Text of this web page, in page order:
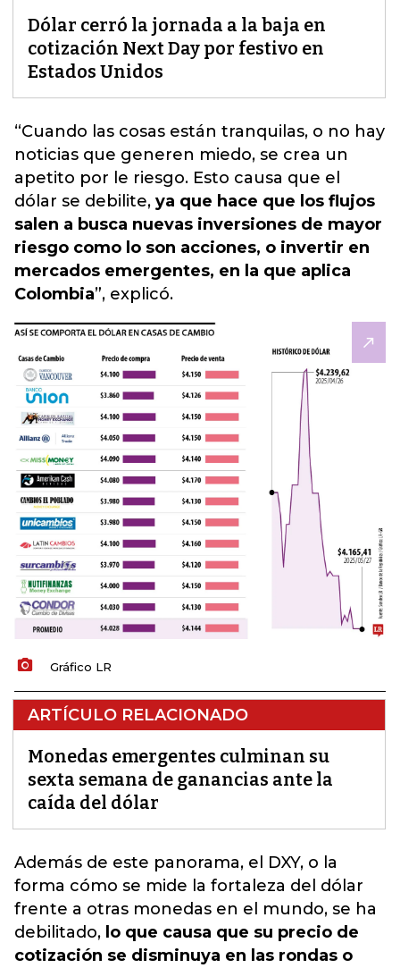
Dólar cerró la jornada a la baja en
cotización Next Day por festivo en
Estados Unidos
“Cuando las cosas están tranquilas, o no hay
noticias que generen miedo, se crea un
apetito por le riesgo. Esto causa que el
dólar se debilite, ya que hace que los flujos
salen a busca nuevas inversiones de mayor
riesgo como lo son acciones, o invertir en
mercados emergentes, en la que aplica
Colombia”, explicó.
Gráfico LR
ARTÍCULO RELACIONADO
Monedas emergentes culminan su
sexta semana de ganancias ante la
caída del dólar
Además de este panorama, el DXY, o la
forma cómo se mide la fortaleza del dólar
frente a otras monedas en el mundo, se ha
debilitado, lo que causa que su precio de
cotización se disminuya en las rondas o